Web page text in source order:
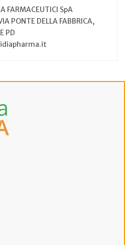
FARMACEUTICI SpA
PONTE DELLA FABBRICA,
PD